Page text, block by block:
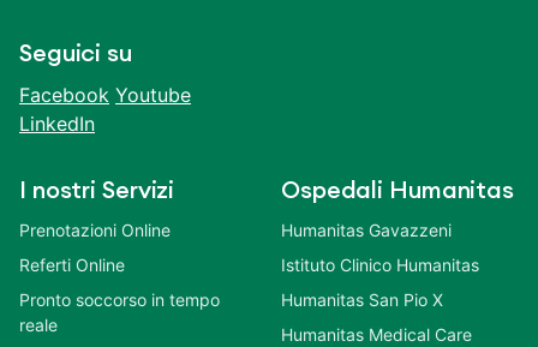
Seguici su
Facebook Youtube
LinkedIn
I nostri Servizi
Prenotazioni Online
Referti Online
Pronto soccorso in tempo
reale
Ospedali Humanitas
Humanitas Gavazzeni
Istituto Clinico Humanitas
Humanitas San Pio X
Humanitas Medical Care